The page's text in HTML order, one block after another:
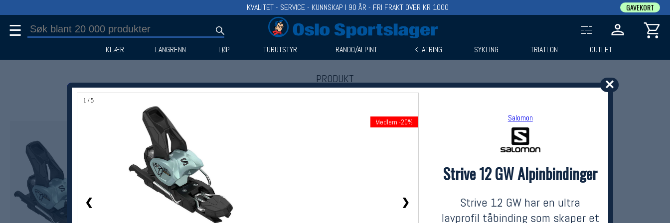
✕
1 / 5
❮ ❯
Medlem -20% Salomon
Strive 12 GW Alpinbindinger
Strive 12 GW har en ultra
lavprofil tåbinding som skaper et
KVALITET - SERVICE - KUNNSKAP I 90 ÅR - FRI FRAKT OVER KR 1000 GAVEKORT
☰
KLÆR LANGRENN LØP TURUTSTYR RANDO/ALPINT KLATRING SYKLING TRIATLON OUTLET
PRODUKT
Produkter (1)
Medlem -20%